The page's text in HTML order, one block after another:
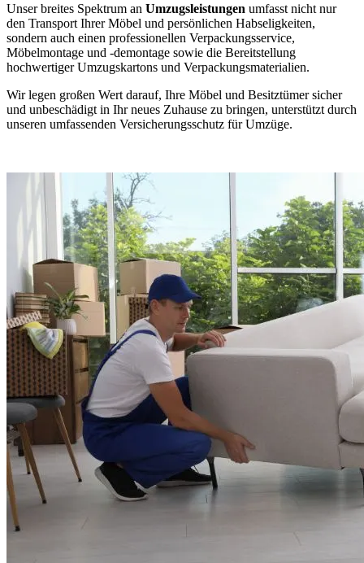
Unser breites Spektrum an Umzugsleistungen umfasst nicht nur
den Transport Ihrer Möbel und persönlichen Habseligkeiten,
sondern auch einen professionellen Verpackungsservice,
Möbelmontage und -demontage sowie die Bereitstellung
hochwertiger Umzugskartons und Verpackungsmaterialien.
Wir legen großen Wert darauf, Ihre Möbel und Besitztümer sicher
und unbeschädigt in Ihr neues Zuhause zu bringen, unterstützt durch
unseren umfassenden Versicherungsschutz für Umzüge.